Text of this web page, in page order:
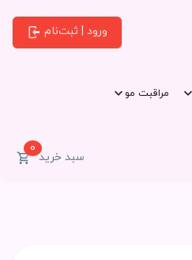
ورود | ثبت‌نام
مراقبت مو
سبد خرید0